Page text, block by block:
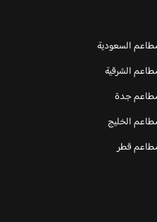
السعودية
الشرقية
جدة
الخليج
قطر